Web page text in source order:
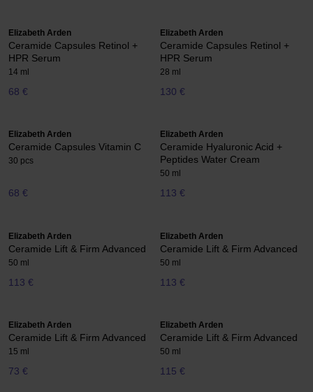
Elizabeth Arden
Ceramide Capsules Retinol +
HPR Serum
14 ml
68 €
Elizabeth Arden
Ceramide Capsules Retinol +
HPR Serum
28 ml
130 €
Elizabeth Arden
Ceramide Capsules Vitamin C
30 pcs
68 €
Elizabeth Arden
Ceramide Hyaluronic Acid +
Peptides Water Cream
50 ml
113 €
Elizabeth Arden
Ceramide Lift & Firm Advanced
50 ml
113 €
Elizabeth Arden
Ceramide Lift & Firm Advanced
50 ml
113 €
Elizabeth Arden
Ceramide Lift & Firm Advanced
15 ml
73 €
Elizabeth Arden
Ceramide Lift & Firm Advanced
50 ml
115 €